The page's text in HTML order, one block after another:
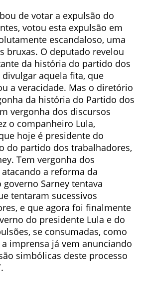
de votar a expulsão do
votou esta expulsão em
escandaloso, uma
bruxas. O deputado revelou
da história do partido dos
aquela fita, que
a veracidade. Mas o diretório
da história do Partido dos
vergonha dos discursos
o companheiro Lula,
hoje é presidente do
do partido dos trabalhadores,
Tem vergonha dos
a reforma da
Sarney tentava
tentaram sucessivos
e que agora foi finalmente
do presidente Lula e do
se consumadas, como
imprensa já vem anunciando
simbólicas deste processo